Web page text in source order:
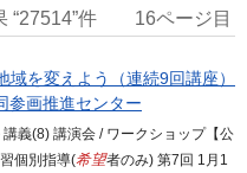
“27514”件 16ページ目
を変えよう（連続9回講座）
参画推進センター
義(8) 講演会 / ワークショップ【公
個別指導(希望者のみ) 第7回 1月1